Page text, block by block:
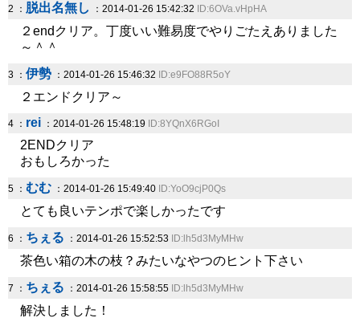
2 ： 脱出名無し ：2014-01-26 15:42:32 ID:6OVa.vHpHA
２endクリア。丁度いい難易度でやりごたえありました
～＾＾
3 ： 伊勢 ：2014-01-26 15:46:32 ID:e9FO88R5oY
２エンドクリア～
4 ： rei ：2014-01-26 15:48:19 ID:8YQnX6RGoI
2ENDクリア
おもしろかった
5 ： むむ ：2014-01-26 15:49:40 ID:YoO9cjP0Qs
とても良いテンポで楽しかったです
6 ： ちぇる ：2014-01-26 15:52:53 ID:lh5d3MyMHw
茶色い箱の木の枝？みたいなやつのヒント下さい
7 ： ちぇる ：2014-01-26 15:58:55 ID:lh5d3MyMHw
解決しました！